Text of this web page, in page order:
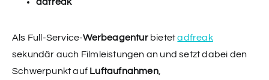
adfreak
Als Full-Service-Werbeagentur bietetadfreak
sekundär auch Filmleistungen an und setzt dabei den
Schwerpunkt auf Luftaufnahmen,